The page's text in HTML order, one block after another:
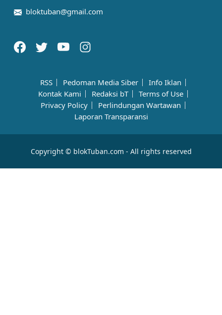
bloktuban@gmail.com
RSS Pedoman Media Siber
Info Iklan
Kontak Kami
Redaksi bT
Terms of Use
Privacy Policy
Perlindungan Wartawan
Laporan Transparansi
Copyright © blokTuban.com - All rights reserved